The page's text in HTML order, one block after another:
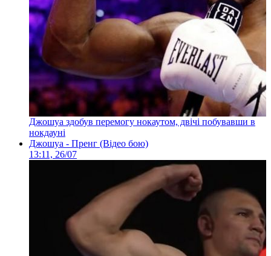
Джошуа здобув перемогу нокаутом, двічі побувавши в
нокдауні
Джошуа - Пренг (Відео бою)
13:11, 26/07